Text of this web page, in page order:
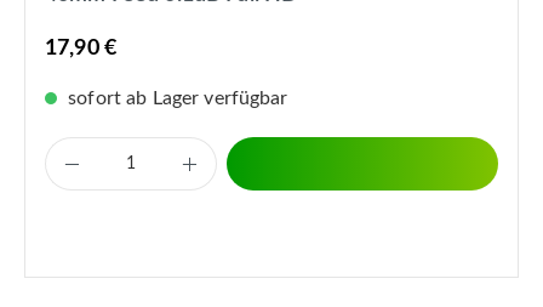
17,90 €
sofort ab Lager verfügbar